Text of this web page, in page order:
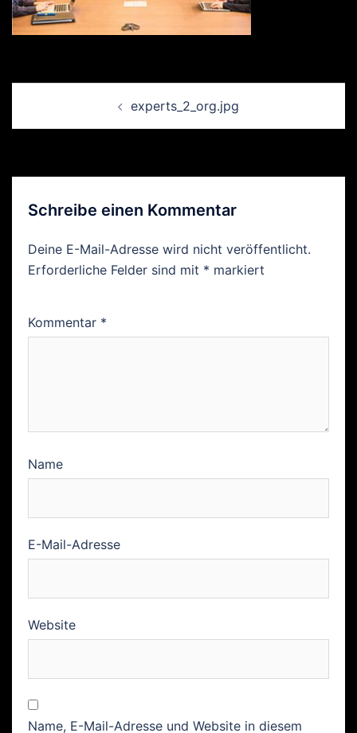
experts_2_org.jpg
Schreibe einen Kommentar
Deine E-Mail-Adresse wird nicht veröffentlicht.
Erforderliche Felder sind mit * markiert
Kommentar *
Name
E-Mail-Adresse
Website
Name, E-Mail-Adresse und Website in diesem